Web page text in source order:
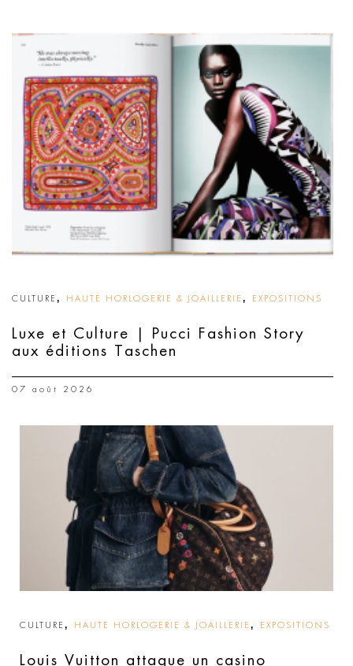
CULTURE , HAUTE HORLOGERIE & JOAILLERIE , EXPOSITIONS
Luxe et Culture | Pucci Fashion Story
aux éditions Taschen
07 août 2026
CULTURE , HAUTE HORLOGERIE & JOAILLERIE , EXPOSITIONS
Louis Vuitton attaque un casino